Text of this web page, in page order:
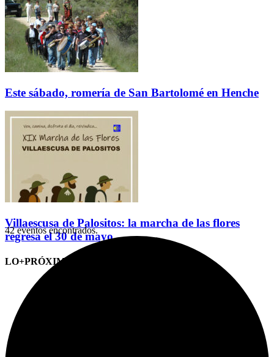
Este sábado, romería de San Bartolomé en Henche
Villaescusa de Palositos: la marcha de las flores
regresa el 30 de mayo
LO+PRÓXIMO (CITAS)
42 eventos encontrados.